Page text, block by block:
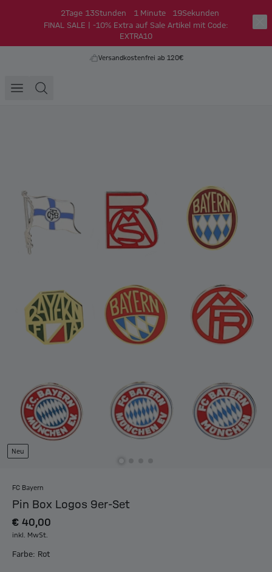
2Tage 13Stunden 1 Minute 18Sekunden
FINAL SALE | -10% Extra auf Sale Artikel mit Code:
EXTRA10
Versandkostenfrei ab 120€
Neu
FC Bayern
Pin Box Logos 9er-Set
€ 40,00
inkl. MwSt.
Farbe: Rot